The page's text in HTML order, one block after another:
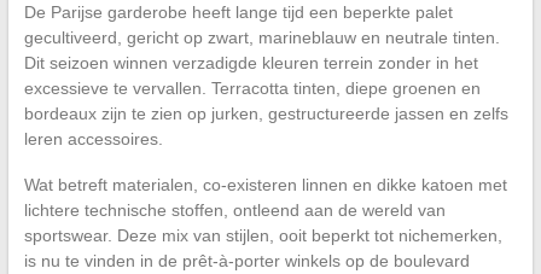
De Parijse garderobe heeft lange tijd een beperkte palet
gecultiveerd, gericht op zwart, marineblauw en neutrale tinten.
Dit seizoen winnen verzadigde kleuren terrein zonder in het
excessieve te vervallen. Terracotta tinten, diepe groenen en
bordeaux zijn te zien op jurken, gestructureerde jassen en zelfs
leren accessoires.
Wat betreft materialen, co-existeren linnen en dikke katoen met
lichtere technische stoffen, ontleend aan de wereld van
sportswear. Deze mix van stijlen, ooit beperkt tot nichemerken,
is nu te vinden in de prêt-à-porter winkels op de boulevard